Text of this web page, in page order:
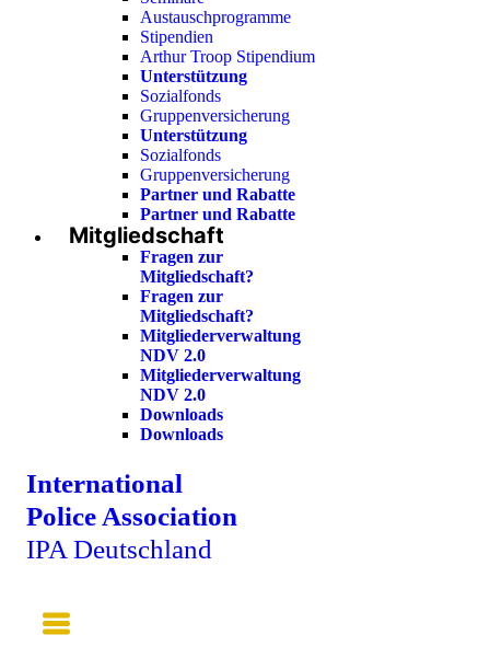
Austauschprogramme
Stipendien
Arthur Troop Stipendium
Unterstützung
Sozialfonds
Gruppenversicherung
Unterstützung
Sozialfonds
Gruppenversicherung
Partner und Rabatte
Partner und Rabatte
Mitgliedschaft
Fragen zur
Mitgliedschaft?
Fragen zur
Mitgliedschaft?
Mitgliederverwaltung
NDV 2.0
Mitgliederverwaltung
NDV 2.0
Downloads
Downloads
International
Police Association
IPA Deutschland
Main
Menu